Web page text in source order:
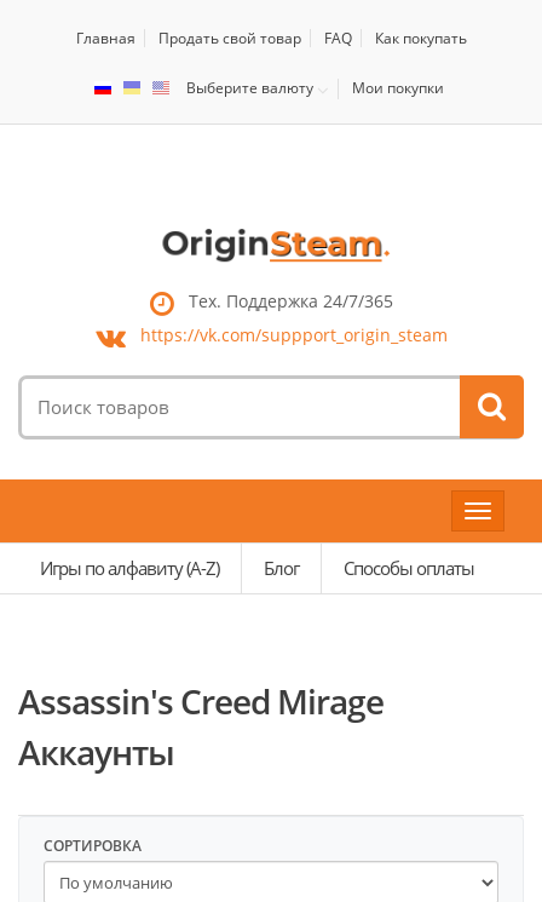
Главная Продать свой товар FAQ Как покупать
Выберите валюту Мои покупки
Тех. Поддержка 24/7/365
https://vk.com/suppport_origin_steam
товаров:
Toggle
Игры по алфавиту (A-Z)
Блог Способы оплаты
Assassin's Creed Mirage
Аккаунты
СОРТИРОВКА